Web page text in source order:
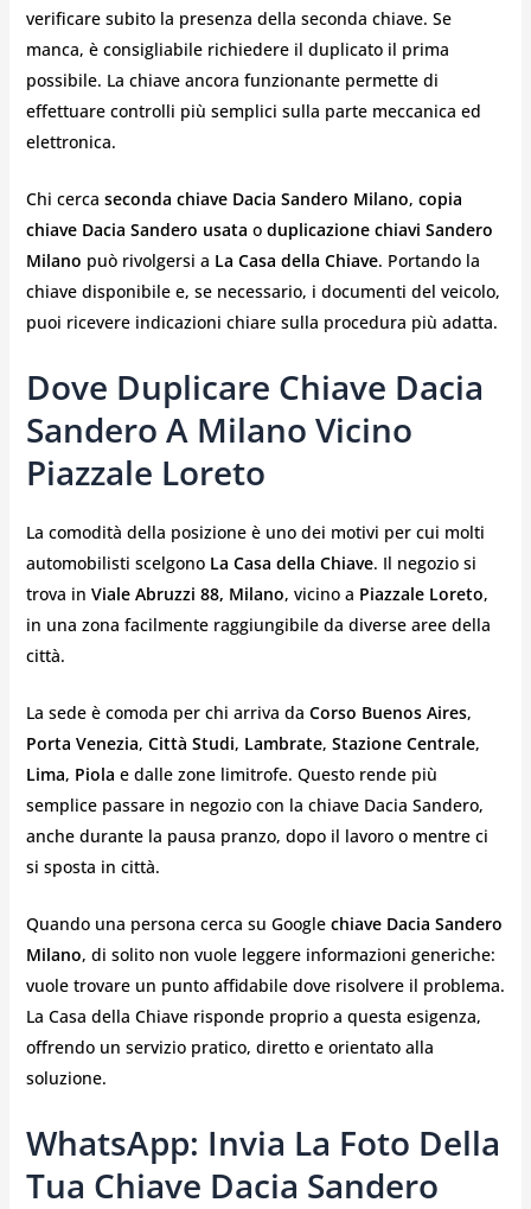
verificare subito la presenza della seconda chiave. Se
manca, è consigliabile richiedere il duplicato il prima
possibile. La chiave ancora funzionante permette di
effettuare controlli più semplici sulla parte meccanica ed
elettronica.
Chi cerca seconda chiave Dacia Sandero Milano, copia
chiave Dacia Sandero usata o duplicazione chiavi Sandero
Milano può rivolgersi a La Casa della Chiave. Portando la
chiave disponibile e, se necessario, i documenti del veicolo,
puoi ricevere indicazioni chiare sulla procedura più adatta.
Dove Duplicare Chiave Dacia
Sandero A Milano Vicino
Piazzale Loreto
La comodità della posizione è uno dei motivi per cui molti
automobilisti scelgono La Casa della Chiave. Il negozio si
trova in Viale Abruzzi 88, Milano, vicino a Piazzale Loreto,
in una zona facilmente raggiungibile da diverse aree della
città.
La sede è comoda per chi arriva da Corso Buenos Aires,
Porta Venezia, Città Studi, Lambrate, Stazione Centrale,
Lima, Piola e dalle zone limitrofe. Questo rende più
semplice passare in negozio con la chiave Dacia Sandero,
anche durante la pausa pranzo, dopo il lavoro o mentre ci
si sposta in città.
Quando una persona cerca su Google chiave Dacia Sandero
Milano, di solito non vuole leggere informazioni generiche:
vuole trovare un punto affidabile dove risolvere il problema.
La Casa della Chiave risponde proprio a questa esigenza,
offrendo un servizio pratico, diretto e orientato alla
soluzione.
WhatsApp: Invia La Foto Della
Tua Chiave Dacia Sandero